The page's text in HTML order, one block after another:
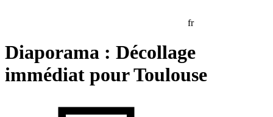
fr
Diaporama : Décollage
immédiat pour Toulouse